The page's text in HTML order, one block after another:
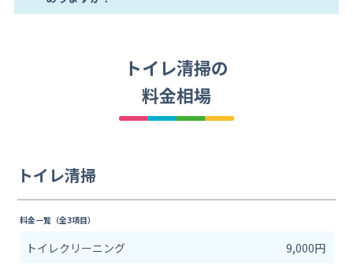
トイレ清掃の
料金相場
トイレ清掃
料金一覧（全3項目）
トイレクリーニング
9,000円